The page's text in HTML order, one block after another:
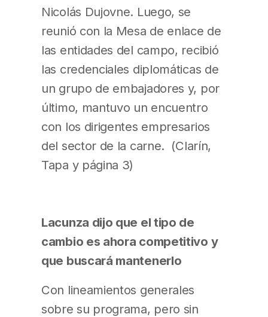
Nicolás Dujovne. Luego, se
reunió con la Mesa de enlace de
las entidades del campo, recibió
las credenciales diplomáticas de
un grupo de embajadores y, por
último, mantuvo un encuentro
con los dirigentes empresarios
del sector de la carne. (Clarín,
Tapa y página 3)
Lacunza dijo que el tipo de
cambio es ahora competitivo y
que buscará mantenerlo
Con lineamientos generales
sobre su programa, pero sin